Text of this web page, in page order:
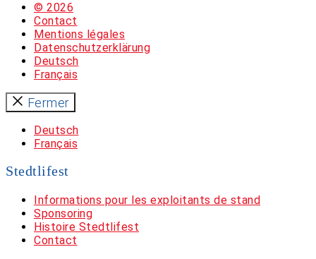
© 2026
Contact
Mentions légales
Datenschutzerklärung
Deutsch
Français
Fermer
Deutsch
Français
Stedtlifest
Informations pour les exploitants de stand
Sponsoring
Histoire Stedtlifest
Contact